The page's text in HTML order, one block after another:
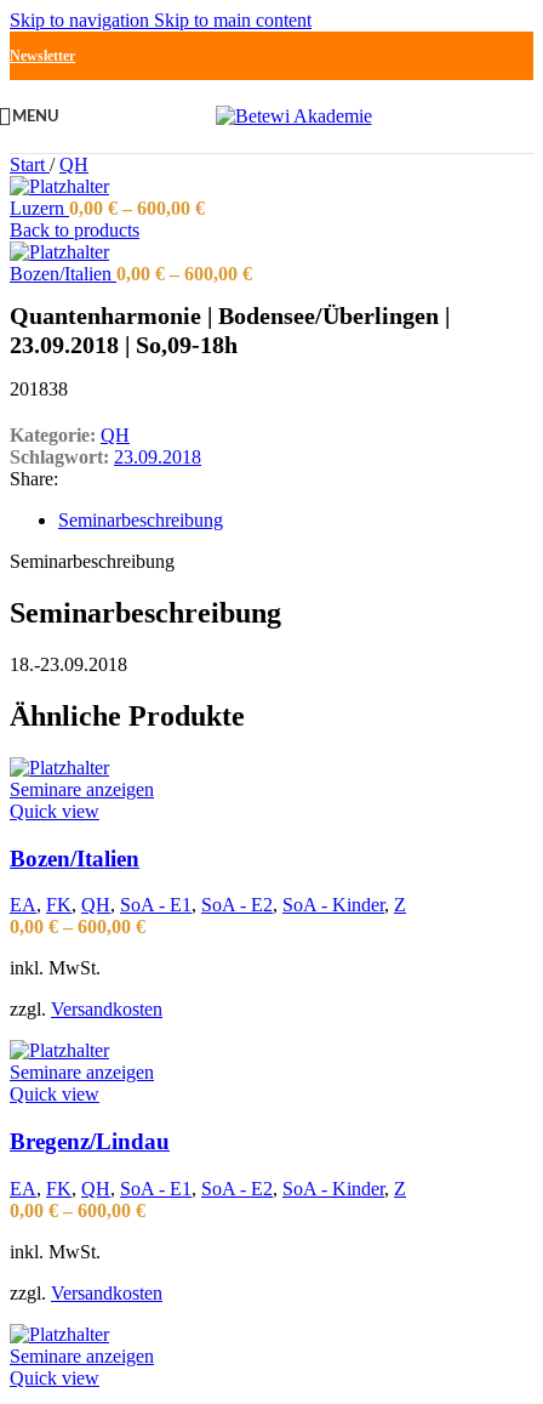
Skip to navigation Skip to main content
Newsletter
MENU
Start / QH
Luzern 0,00 € – 600,00 €
Back to products
Bozen/Italien 0,00 € – 600,00 €
Quantenharmonie | Bodensee/Überlingen |
23.09.2018 | So,09-18h
201838
Kategorie: QH
Schlagwort: 23.09.2018
Share:
Seminarbeschreibung
Seminarbeschreibung
Seminarbeschreibung
18.-23.09.2018
Ähnliche Produkte
Seminare anzeigen
Quick view
Bozen/Italien
EA, FK, QH, SoA - E1, SoA - E2, SoA - Kinder, Z
0,00 € – 600,00 €
inkl. MwSt.
zzgl. Versandkosten
Seminare anzeigen
Quick view
Bregenz/Lindau
EA, FK, QH, SoA - E1 , SoA - E2, SoA - Kinder, Z
0,00 € – 600,00 €
inkl. MwSt.
zzgl. Versandkosten
Seminare anzeigen
Quick view